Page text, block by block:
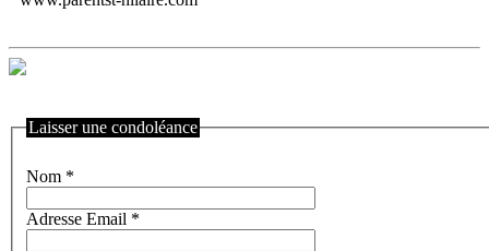
Laisser une condoléance
Nom *
Adresse Email *